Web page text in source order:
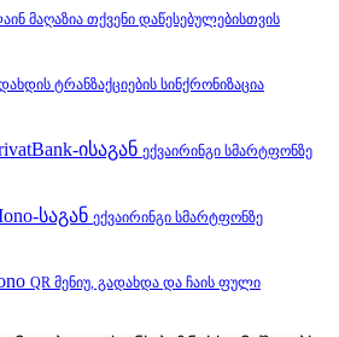
მაღაზია თქვენი დაწესებულებისთვის
ტრანზაქციების სინქრონიზაცია
ექვაირინგი სმარტფონზე
ექვაირინგი სმარტფონზე
QR მენიუ, გადახდა და ჩაის ფული